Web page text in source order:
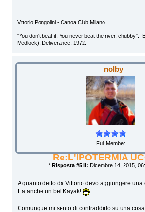
Vittorio Pongolini - Canoa Club Milano
"You don't beat it. You never beat the river, chubby".
Medlock), Deliverance, 1972.
nolby
Full Member
Re:L'IPOTERMIA
* Risposta #5 il: Dicembre 14, 2015,
A quanto detto da Vittorio devo aggiungere una
Ha anche un bel Kayak!
Comunque mi sento di contraddirlo su una